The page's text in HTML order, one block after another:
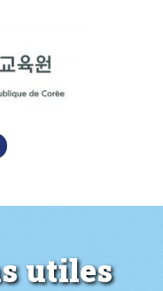
utiles